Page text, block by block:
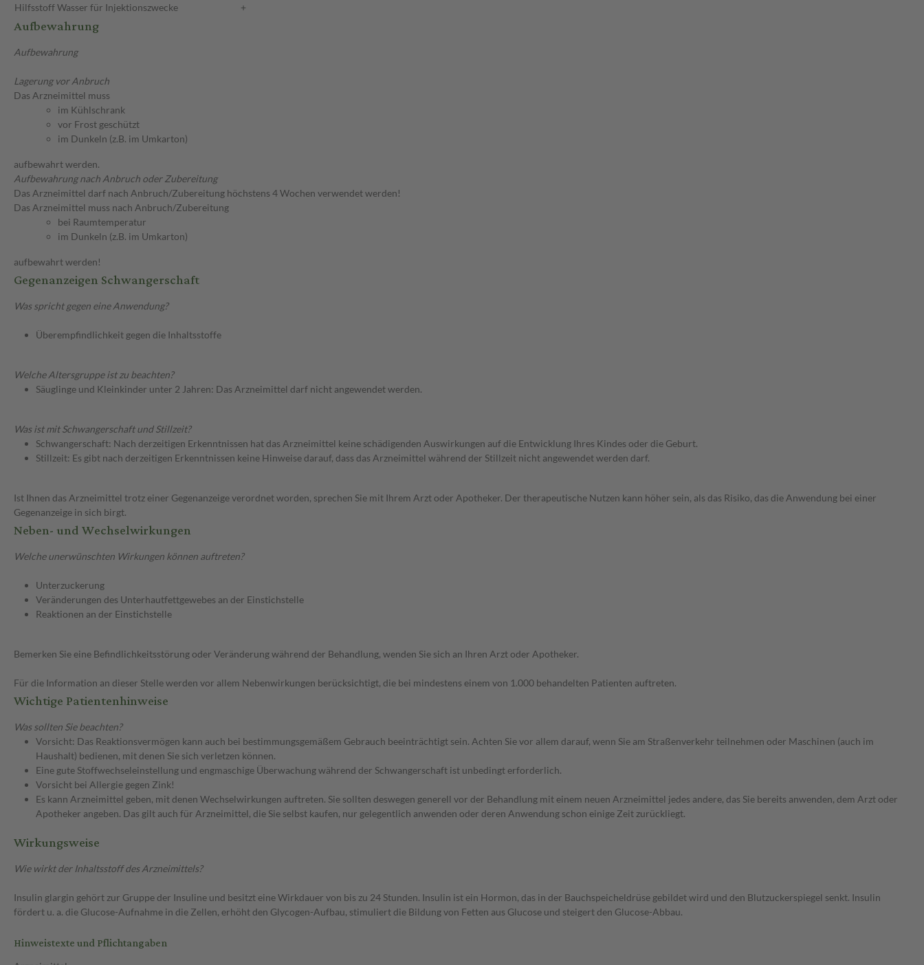
HilfsstoffWasser für Injektionszwecke +
Aufbewahrung
Aufbewahrung
Lagerung vor Anbruch
Das Arzneimittel muss
im Kühlschrank
vor Frost geschützt
im Dunkeln (z.B. im Umkarton)
aufbewahrt werden.
Aufbewahrung nach Anbruch oder Zubereitung
Das Arzneimittel darf nach Anbruch/Zubereitung höchstens 4 Wochen verwendet werden!
Das Arzneimittel muss nach Anbruch/Zubereitung
bei Raumtemperatur
im Dunkeln (z.B. im Umkarton)
aufbewahrt werden!
Gegenanzeigen Schwangerschaft
Was spricht gegen eine Anwendung?
Überempfindlichkeit gegen die Inhaltsstoffe
Welche Altersgruppe ist zu beachten?
Säuglinge und Kleinkinder unter 2 Jahren: Das Arzneimittel darf nicht angewendet werden.
Was ist mit Schwangerschaft und Stillzeit?
Schwangerschaft: Nach derzeitigen Erkenntnissen hat das Arzneimittel keine schädigenden Auswirkungen auf die Entwicklung Ihres Kindes oder die Geburt.
Stillzeit: Es gibt nach derzeitigen Erkenntnissen keine Hinweise darauf, dass das Arzneimittel während der Stillzeit nicht angewendet werden darf.
Ist Ihnen das Arzneimittel trotz einer Gegenanzeige verordnet worden, sprechen Sie mit Ihrem Arzt oder Apotheker. Der therapeutische Nutzen kann höher sein, als das Risiko, das die Anwendung bei einer
Gegenanzeige in sich birgt.
Neben- und Wechselwirkungen
Welche unerwünschten Wirkungen können auftreten?
Unterzuckerung
Veränderungen des Unterhautfettgewebes an der Einstichstelle
Reaktionen an der Einstichstelle
Bemerken Sie eine Befindlichkeitsstörung oder Veränderung während der Behandlung, wenden Sie sich an Ihren Arzt oder Apotheker.
Für die Information an dieser Stelle werden vor allem Nebenwirkungen berücksichtigt, die bei mindestens einem von 1.000 behandelten Patienten auftreten.
Wichtige Patientenhinweise
Was sollten Sie beachten?
Vorsicht: Das Reaktionsvermögen kann auch bei bestimmungsgemäßem Gebrauch beeinträchtigt sein. Achten Sie vor allem darauf, wenn Sie am Straßenverkehr teilnehmen oder Maschinen (auch im
Haushalt) bedienen, mit denen Sie sich verletzen können.
Eine gute Stoffwechseleinstellung und engmaschige Überwachung während der Schwangerschaft ist unbedingt erforderlich.
Vorsicht bei Allergie gegen Zink!
Es kann Arzneimittel geben, mit denen Wechselwirkungen auftreten. Sie sollten deswegen generell vor der Behandlung mit einem neuen Arzneimittel jedes andere, das Sie bereits anwenden, dem Arzt oder
Apotheker angeben. Das gilt auch für Arzneimittel, die Sie selbst kaufen, nur gelegentlich anwenden oder deren Anwendung schon einige Zeit zurückliegt.
Wirkungsweise
Wie wirkt der Inhaltsstoff des Arzneimittels?
Insulin glargin gehört zur Gruppe der Insuline und besitzt eine Wirkdauer von bis zu 24 Stunden. Insulin ist ein Hormon, das in der Bauchspeicheldrüse gebildet wird und den Blutzuckerspiegel senkt. Insulin
fördert u. a. die Glucose-Aufnahme in die Zellen, erhöht den Glycogen-Aufbau, stimuliert die Bildung von Fetten aus Glucose und steigert den Glucose-Abbau.
Hinweistexte und Pflichtangaben